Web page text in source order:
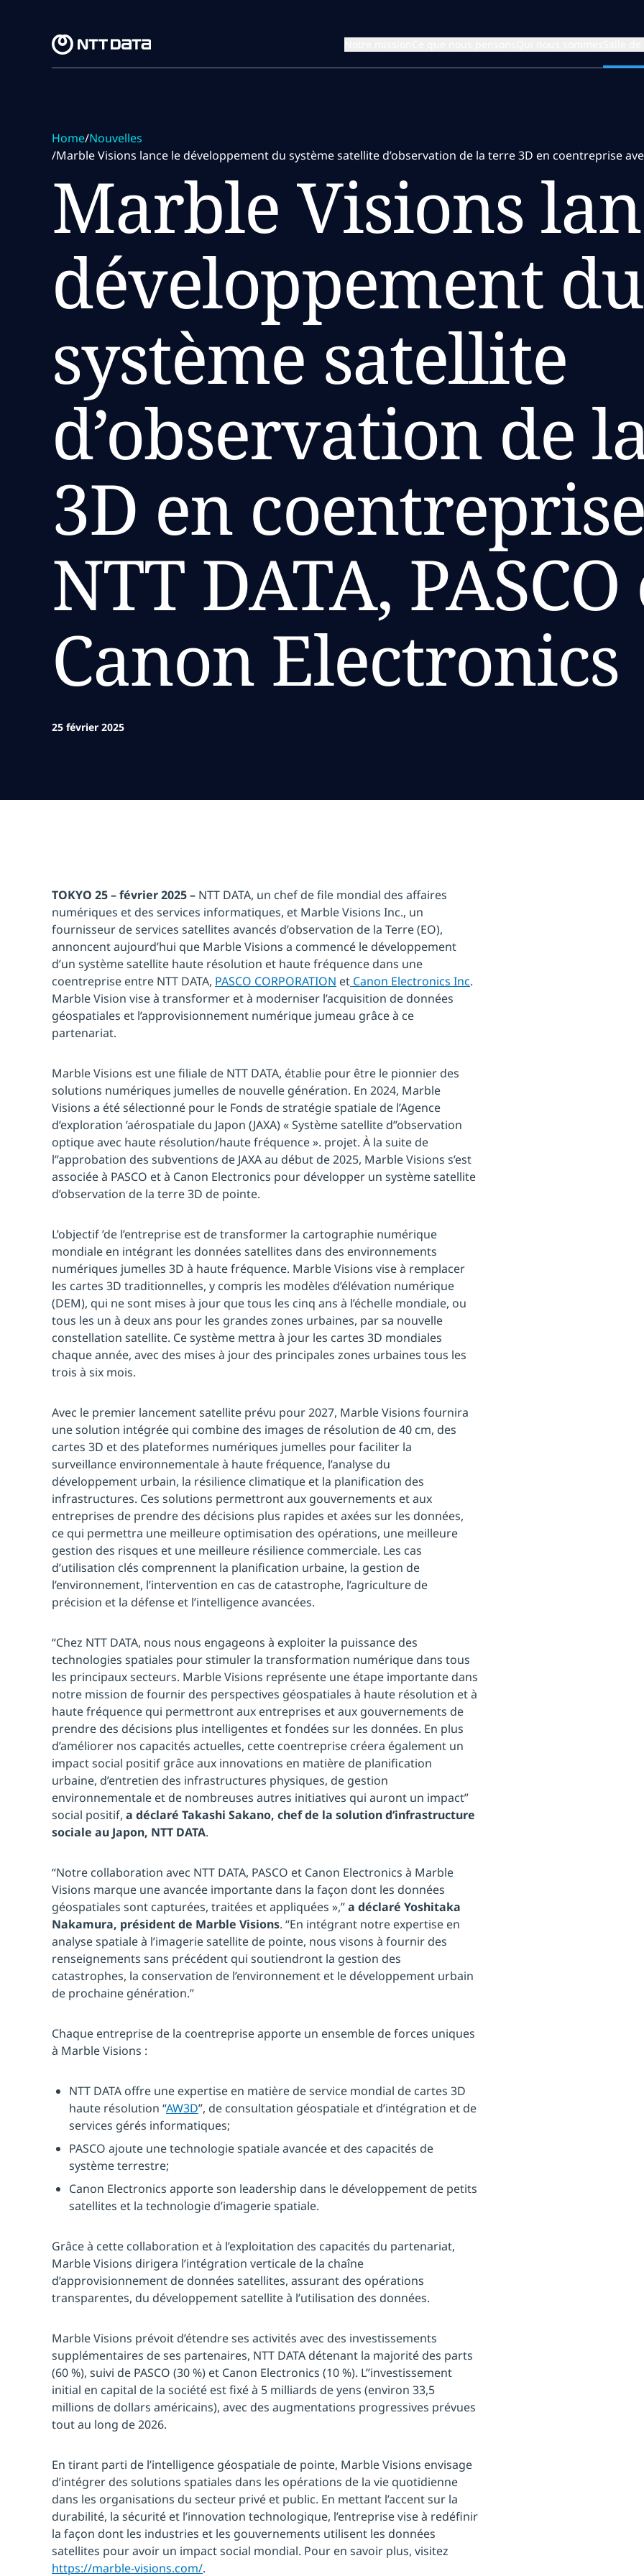
Home/Nouvelles
/Marble Visions lance le développement du système satellite d’observation de la terre 3D en coentreprise
Marble Visions
développement du
système satellite
d’observation de
3D en
NTT DATA, PASCO
Canon Electronics
25 février 2025
TOKYO 25 – février 2025 – NTT DATA, un chef de file mondial des affaires
numériques et des services informatiques, et Marble Visions Inc., un
fournisseur de services satellites avancés d’observation de la Terre (EO),
annoncent aujourd’hui que Marble Visions a commencé le développement
d’un système satellite haute résolution et haute fréquence dans une
coentreprise entre NTT DATA, PASCO CORPORATION et Canon Electronics Inc.
Marble Vision vise à transformer et à moderniser l’acquisition de données
géospatiales et l’approvisionnement numérique jumeau grâce à ce
partenariat.
Marble Visions est une filiale de NTT DATA, établie pour être le pionnier des
solutions numériques jumelles de nouvelle génération. En 2024, Marble
Visions a été sélectionné pour le Fonds de stratégie spatiale de l’Agence
d’exploration ’aérospatiale du Japon (JAXA) « Système satellite d’’observation
optique avec haute résolution/haute fréquence ». projet. À la suite de
l’’approbation des subventions de JAXA au début de 2025, Marble Visions s’est
associée à PASCO et à Canon Electronics pour développer un système satellite
d’observation de la terre 3D de pointe.
L’objectif ’de l’entreprise est de transformer la cartographie numérique
mondiale en intégrant les données satellites dans des environnements
numériques jumelles 3D à haute fréquence. Marble Visions vise à remplacer
les cartes 3D traditionnelles, y compris les modèles d’élévation numérique
(DEM), qui ne sont mises à jour que tous les cinq ans à l’échelle mondiale, ou
tous les un à deux ans pour les grandes zones urbaines, par sa nouvelle
constellation satellite. Ce système mettra à jour les cartes 3D mondiales
chaque année, avec des mises à jour des principales zones urbaines tous les
trois à six mois.
Avec le premier lancement satellite prévu pour 2027, Marble Visions fournira
une solution intégrée qui combine des images de résolution de 40 cm, des
cartes 3D et des plateformes numériques jumelles pour faciliter la
surveillance environnementale à haute fréquence, l’analyse du
développement urbain, la résilience climatique et la planification des
infrastructures. Ces solutions permettront aux gouvernements et aux
entreprises de prendre des décisions plus rapides et axées sur les données,
ce qui permettra une meilleure optimisation des opérations, une meilleure
gestion des risques et une meilleure résilience commerciale. Les cas
d’utilisation clés comprennent la planification urbaine, la gestion de
l’environnement, l’intervention en cas de catastrophe, l’agriculture de
précision et la défense et l’intelligence avancées.
“Chez NTT DATA, nous nous engageons à exploiter la puissance des
technologies spatiales pour stimuler la transformation numérique dans tous
les principaux secteurs. Marble Visions représente une étape importante dans
notre mission de fournir des perspectives géospatiales à haute résolution et à
haute fréquence qui permettront aux entreprises et aux gouvernements de
prendre des décisions plus intelligentes et fondées sur les données. En plus
d’améliorer nos capacités actuelles, cette coentreprise créera également un
impact social positif grâce aux innovations en matière de planification
urbaine, d’entretien des infrastructures physiques, de gestion
environnementale et de nombreuses autres initiatives qui auront un impact”
social positif, a déclaré Takashi Sakano, chef de la solution d’infrastructure
sociale au Japon, NTT DATA.
“Notre collaboration avec NTT DATA, PASCO et Canon Electronics à Marble
Visions marque une avancée importante dans la façon dont les données
géospatiales sont capturées, traitées et appliquées »,”a déclaré Yoshitaka
Nakamura, président de Marble Visions. “En intégrant notre expertise en
analyse spatiale à l’imagerie satellite de pointe, nous visons à fournir des
renseignements sans précédent qui soutiendront la gestion des
catastrophes, la conservation de l’environnement et le développement urbain
de prochaine génération.”
Chaque entreprise de la coentreprise apporte un ensemble de forces uniques
à Marble Visions :
NTT DATA offre une expertise en matière de service mondial de cartes 3D
haute résolution “AW3D”, de consultation géospatiale et d’intégration et de
services gérés informatiques;
PASCO ajoute une technologie spatiale avancée et des capacités de
système terrestre;
Canon Electronics apporte son leadership dans le développement de petits
satellites et la technologie d’imagerie spatiale.
Grâce à cette collaboration et à l’exploitation des capacités du partenariat,
Marble Visions dirigera l’intégration verticale de la chaîne
d’approvisionnement de données satellites, assurant des opérations
transparentes, du développement satellite à l’utilisation des données.
Marble Visions prévoit d’étendre ses activités avec des investissements
supplémentaires de ses partenaires, NTT DATA détenant la majorité des parts
(60 %), suivi de PASCO (30 %) et Canon Electronics (10 %). L’’investissement
initial en capital de la société est fixé à 5 milliards de yens (environ 33,5
millions de dollars américains), avec des augmentations progressives prévues
tout au long de 2026.
En tirant parti de l’intelligence géospatiale de pointe, Marble Visions envisage
d’intégrer des solutions spatiales dans les opérations de la vie quotidienne
dans les organisations du secteur privé et public. En mettant l’accent sur la
durabilité, la sécurité et l’innovation technologique, l’entreprise vise à redéfinir
la façon dont les industries et les gouvernements utilisent les données
satellites pour avoir un impact social mondial. Pour en savoir plus, visitez
https://marble-visions.com/.